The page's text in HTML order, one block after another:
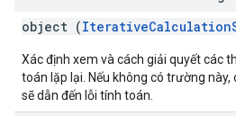
object (
Xác định xem và cách giải quyết các
toán lặp lại. Nếu không có trường
sẽ dẫn đến lỗi tính toán.